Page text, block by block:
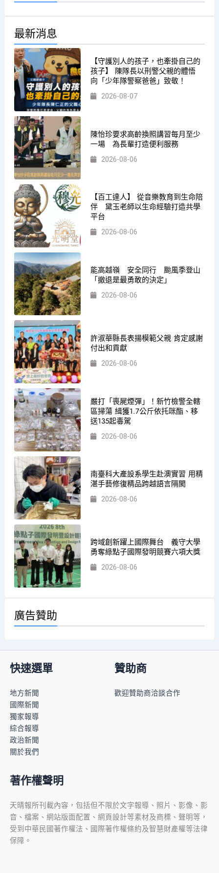
最新消息
【守護別人的孩子，也牽掛自己的
孩子】 陳隊長以刑警父親的體悟
向「少年隊警察爸爸」致敬！
2026-08-07
陳怡珍要求高齡換照講習每月至少
一場 為長輩打造便利服務
2026-08-06
【百工達人】 從音樂教育到生命陪
伴 黛玉老師以生命經驗打造共學
平台
2026-08-06
能高越嶺 安全同行 颱風季登山
「撤退是最勇敢的決定」
2026-08-06
許淑華縣長表揚模範父親 肯定感謝
付出和貢獻
2026-08-06
嚴打「喪屍煙彈」！新竹檢警全轄
區掃蕩 緝獲1.7公斤依托咪酯、移
送135起毒駕
2026-08-06
南臺科大產設系學生赴澳實習 用精
湛手藝修復精品跨越語言隔閡
2026-08-06
跨域創新躍上國際舞台 義守大學
勇奪綠點子國際發明競賽六項大獎
2026-08-06
廣告贊助
快速選單
地方新聞
國際新聞
獨家報導
綜合報導
政治新聞
關於我們
贊助商
歡迎贊助商洽談合作
著作權聲明
天晴報所刊載內容，包括但不限於文字報導、照片、影像、影
音、檔案、網站版面配置、網頁設計等素材及商標、聲明等，
受到中華民國著作權法、國際著作權條約及智慧財產權等法律
保障。